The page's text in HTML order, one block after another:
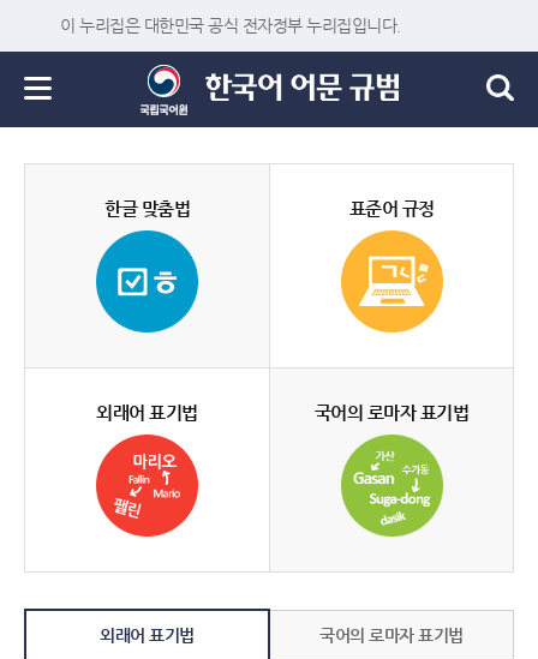
이 누리집은 대한민국 공식 전자정부 누리집입니다.
한글 맞춤법 표준어 규정
외래어 표기법 국어의 로마자 표기법
외래어 표기법 국어의 로마자 표기법